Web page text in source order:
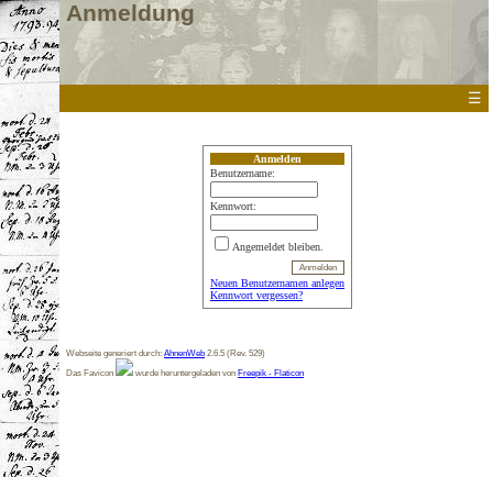
Anmeldung
☰
Anmelden
Benutzername:
Kennwort:
Angemeldet bleiben.
Neuen Benutzernamen anlegen
Kennwort vergessen?
Webseite generiert durch: AhnenWeb 2.6.5 (Rev. 529)
Das Favicon
wurde heruntergeladen von Freepik - Flaticon